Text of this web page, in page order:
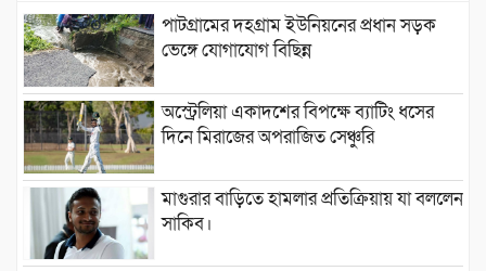
পাটগ্রামের দহগ্রাম ইউনিয়নের প্রধান সড়ক
ভেঙ্গে যোগাযোগ বিছিন্ন
অস্ট্রেলিয়া একাদশের বিপক্ষে ব্যাটিং ধসের
দিনে মিরাজের অপরাজিত সেঞ্চুরি
মাগুরার বাড়িতে হামলার প্রতিক্রিয়ায় যা বললেন
সাকিব।